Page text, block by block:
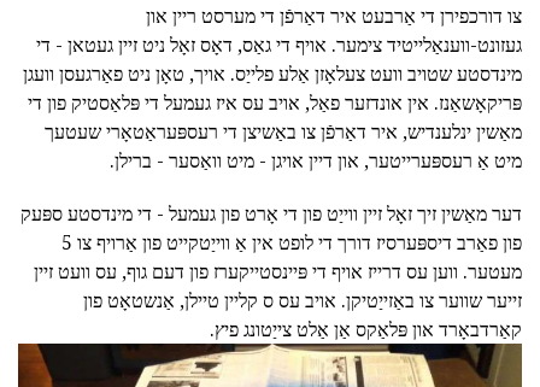
צו דורכפירן די אַרבעט איר דאַרפֿן די מערסט ריין און
געזונט-ווענאַלייטיד צימער. אויף די גאַס, דאָס זאָל ניט זיין געטאן - די
מינדסטע שטויב וועט צעלאָזן אַלע פלייַס. אויך, טאָן ניט פאַרגעסן וועגן
פּריקאָשאַנז. אין אונדזער פאַל, אויב עס איז געמעל די פּלאַסטיק פון די
מאַשין ינלענדיש, איר דאַרפֿן צו באַשיצן די רעספּעראַטאָרי שעטעך
מיט אַ רעספּערייטער, און דיין אויגן - מיט וואַסער - ברילן.
דער מאַשין זיך זאָל זיין ווייַט פון די אָרט פון געמעל - די מינדסטע ספּעק
פון פאַרב דיספּערסיז דורך די לופט אין אַ ווייַטקייט פון אַרויף צו 5
מעטער. ווען עס דרייז אויף די פּיינסטייקערז פון דעם גוף, עס וועט זיין
זייער שווער צו באַזייַטיקן. אויב עס ס קליין טיילן, אַנשטאָט פון
קאַרדבאָרד און פּלאַקס אַן אַלט צייַטונג פיץ.